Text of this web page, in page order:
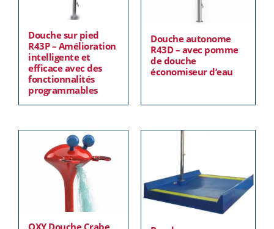
Douche sur pied
R43P – Amélioration
intelligente et
efficace avec des
fonctionnalités
programmables
Douche autonome
R43D – avec pomme
de douche
économiseur d’eau